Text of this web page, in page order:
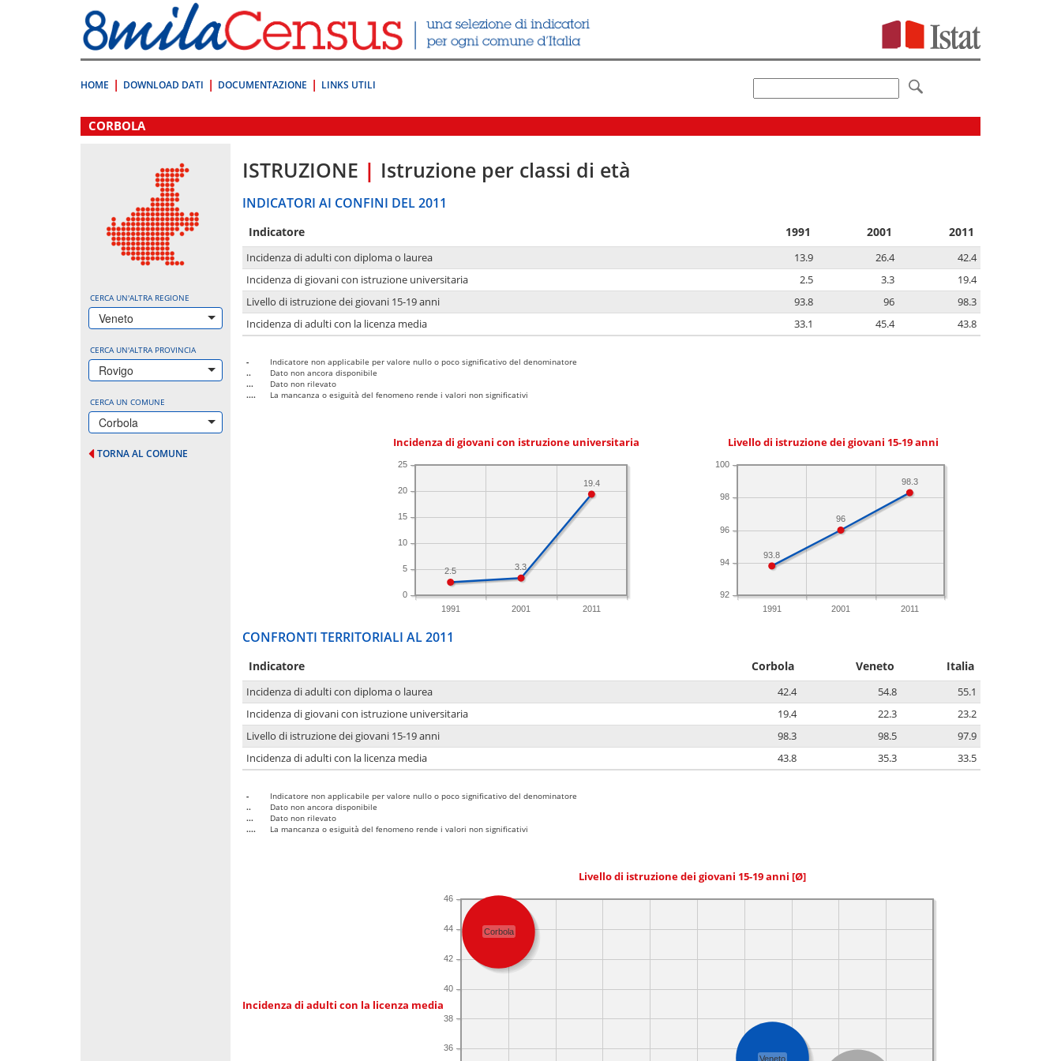
direttamente
a:
Contenuto
HOME DOWNLOAD DATI DOCUMENTAZIONE LINKS UTILI
.
CORBOLA
CERCA UN'ALTRA REGIONE
Veneto
CERCA UN'ALTRA PROVINCIA
Rovigo
CERCA UN COMUNE
Corbola
TORNA AL COMUNE
ISTRUZIONE | Istruzione per classi di età
INDICATORI AI CONFINI DEL 2011
Indicatore 1991 2001 2011
Incidenza di adulti con diploma o laurea 13.9 26.4
42.4
Incidenza di giovani con istruzione universitaria
2.5 3.3
19.4
Livello di istruzione dei giovani 15-19 anni
93.8 96
98.3
Incidenza di adulti con la licenza media
33.1 45.4 43.8
-
Indicatore non applicabile per valore nullo o poco significativo del denominatore
..
Dato non ancora disponibile
...
Dato non rilevato
....
La mancanza o esiguità del fenomeno rende i valori non significativi
Incidenza di giovani con istruzione universitaria
1991 2001 2011
0
5
10
15
20
25
19.4
3.3
2.5
Livello di istruzione dei giovani 15-19 anni
1991 2001 2011
92
94
96
98
100
98.3
96
93.8
CONFRONTI TERRITORIALI AL 2011
Indicatore Corbola Veneto Italia
Incidenza di adulti con diploma o laurea 42.4 54.8
55.1
Incidenza di giovani con istruzione universitaria
19.4 22.3
23.2
Livello di istruzione dei giovani 15-19 anni
98.3 98.5
97.9
Incidenza di adulti con la licenza media
43.8 35.3 33.5
-
Indicatore non applicabile per valore nullo o poco significativo del denominatore
..
Dato non ancora disponibile
...
Dato non rilevato
....
La mancanza o esiguità del fenomeno rende i valori non significativi
Livello di istruzione dei giovani 15-19 anni [Ø]
Incidenza di adulti con la licenza media
36
38
40
42
44
46
Veneto
Corbola